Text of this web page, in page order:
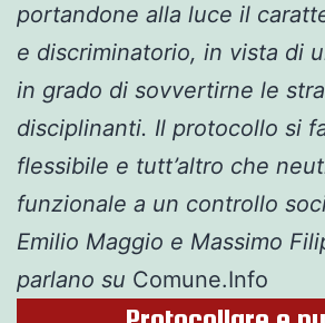
portandone alla luce il
e discriminatorio, in vista di
in grado di sovvertirne le
disciplinanti. Il protocollo si
flessibile e tutt’altro che
funzionale a un controllo
Emilio Maggio e Massimo
parlano su Comune.Info